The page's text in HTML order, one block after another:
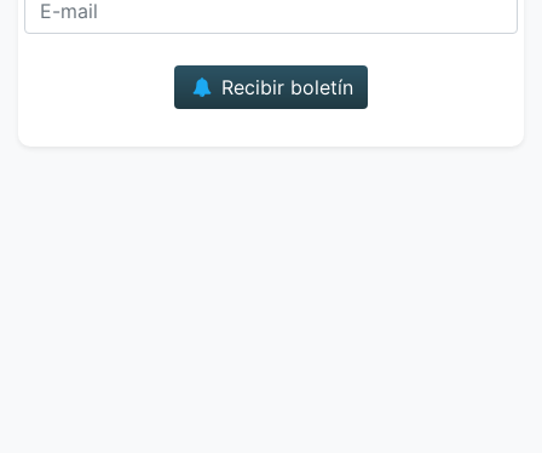
Recibir boletín